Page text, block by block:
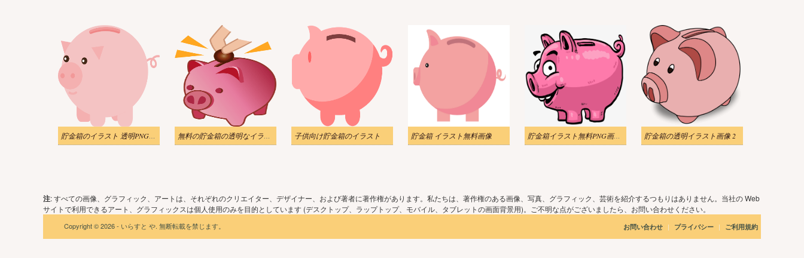
貯金箱のイラスト 透明PNG無料 無料の貯金箱の透明なイラスト 子供向け貯金箱のイラスト 貯金箱 イラスト無料画像 貯金箱イラスト無料PNG画像 2 貯金箱の透明イラスト画像 2
注: すべての画像、グラフィック、アートは、それぞれのクリエイター、デザイナー、および著者に著作権があります。私たちは、著作権のある画像、写真、グラフィック、芸術を紹介するつもりはありません。当社の Web
サイトで利用できるアート、グラフィックスは個人使用のみを目的としています (デスクトップ、ラップトップ、モバイル、タブレットの画面背景用)。ご不明な点がございましたら、お問い合わせください。
Copyright © 2026 - いらすと や. 無断転載を禁じます。 お問い合わせ | プライバシー | ご利用規約